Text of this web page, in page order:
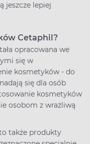
jeszcze lepiej
Cetaphil?
opracowana we
się w
kosmetyków - do
się dla osób
kosmetyków
osobom z wrażliwą
także produkty